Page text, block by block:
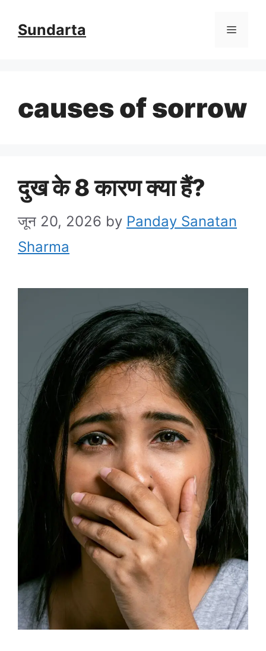
Sundarta Menu
causes of sorrow
दुख के 8 कारण क्या हैं?
जून 20, 2026 by Panday Sanatan
Sharma